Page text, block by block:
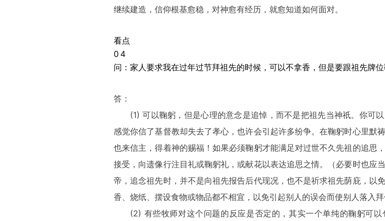
继续建造，信仰根基愈稳，对神愈有经历，就愈知道如何面对。
看点
0 4
问：家人要求我在过年过节拜祖先的时候，可以不拿香，但是要跟祖先牌
答：
(1) 可以鞠躬，但是心理的意念是追悼，而不是把祖先当神祇。你可
感觉你信了基督教却失去了孝心，也许会引起许多纷争。在鞠躬时心里默
也来信主，得着神的赐福！如果必须鞠躬才能满足对过世不久先祖的追思
接受，向遗像行注目礼或鞠躬礼，或献花以表达追思之情。（必要时也应
帝，追念祖先时，并不是向祖先报告后代现况，也不是祈求祖先荫庇，以
香、烧纸、摆设食物或物品都不相宜，以免引起别人的误会而使别人落入拜
(2) 有些牧师对这个问题的反应是否定的，其实一个单纯的鞠躬可